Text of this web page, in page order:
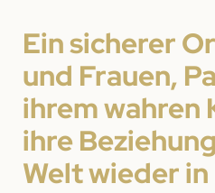
Ein sicherer
und Frauen,
ihrem wahren
ihre
Welt wieder